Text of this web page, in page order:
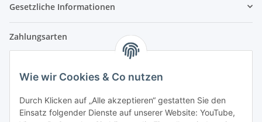
Wie wir Cookies & Co nutzen
Durch Klicken auf „Alle akzeptieren“ gestatten Sie den
Einsatz folgender Dienste auf unserer Website: YouTube,
Gesetzliche Informationen
Zahlungsarten
Versandpartner
Partner